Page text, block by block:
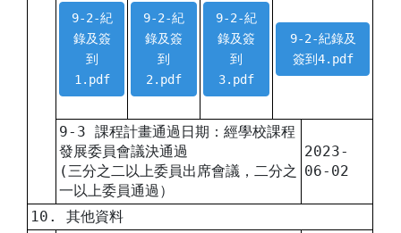
9-2-紀
錄及簽
到
1.pdf
9-2-紀
錄及簽
到
2.pdf
9-2-紀
錄及簽
到
3.pdf
9-2-紀錄及
簽到4.pdf
9-3 課程計畫通過日期：經學校課程
發展委員會議決通過
(三分之二以上委員出席會議，二分之
一以上委員通過）
2023-
06-02
10. 其他資料